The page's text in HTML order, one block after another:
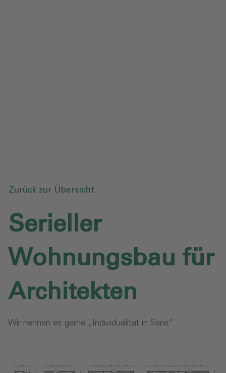
Zurück zur Übersicht
Serieller
Wohnungsbau für
Architekten‎
Wir nennen es gerne „Individualität in Serie“